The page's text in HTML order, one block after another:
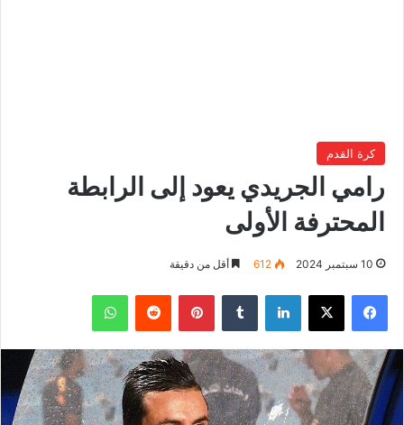
كرة القدم
رامي الجريدي يعود إلى الرابطة
المحترفة الأولى
10 سبتمبر 2024 612 أقل من دقيقة
فيسبوك ‫X لينكدإن بينتيريست واتساب